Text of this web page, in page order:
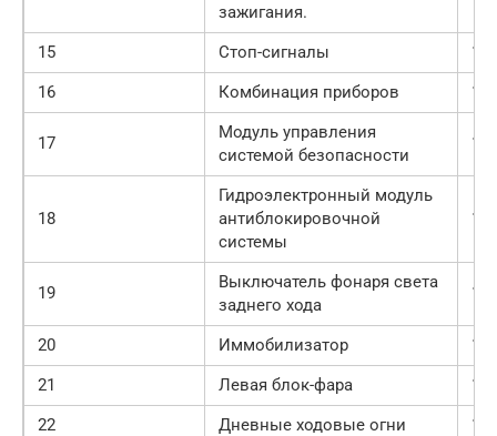
зажигания.
15 Стоп-сигналы
15
16
Комбинация приборов 10
17
Модуль управления
системой безопасности
10
18
Гидроэлектронный модуль
антиблокировочной
системы
10
19
Выключатель фонаря света
заднего хода
10
20 Иммобилизатор
10
21
Левая блок-фара
10
22
Дневные ходовые огни 10